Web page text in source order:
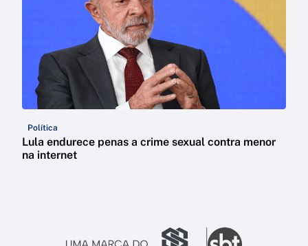
Política
Lula endurece penas a crime sexual contra menor
na internet